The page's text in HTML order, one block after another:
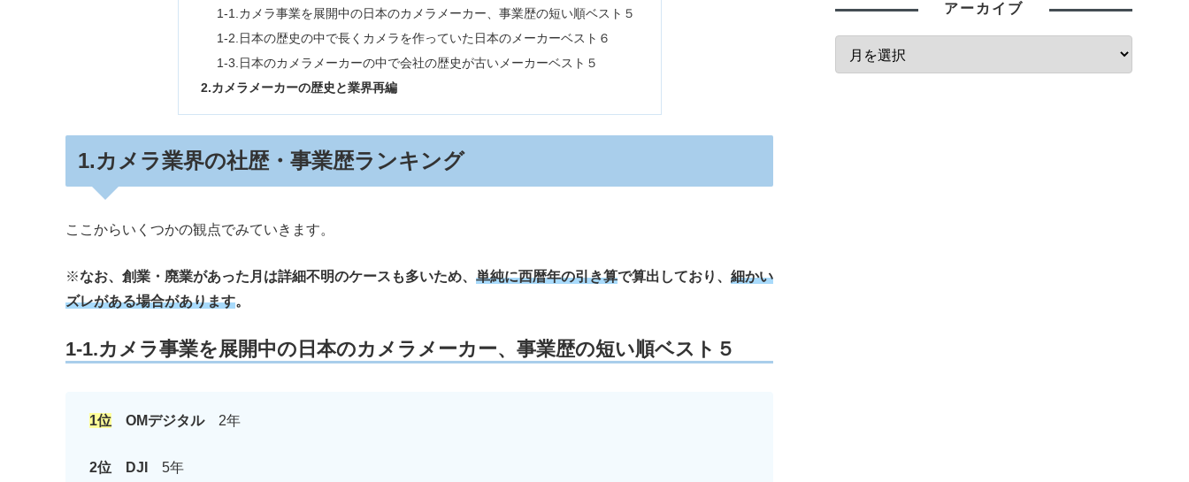
1-1.カメラ事業を展開中の日本のカメラメーカー、事業歴の短い順ベスト５
1-2.日本の歴史の中で長くカメラを作っていた日本のメーカーベスト６
1-3.日本のカメラメーカーの中で会社の歴史が古いメーカーベスト５
2.カメラメーカーの歴史と業界再編
1.カメラ業界の社歴・事業歴ランキング
ここからいくつかの観点でみていきます。
※なお、創業・廃業があった月は詳細不明のケースも多いため、 単純に西暦年の引き算で算出しており、 細かい
ズレがある場合があります。
1-1.カメラ事業を展開中の日本のカメラメーカー、事業歴の短い順ベスト５
1位 OMデジタル2年
2位 DJI 5年
アーカイブ